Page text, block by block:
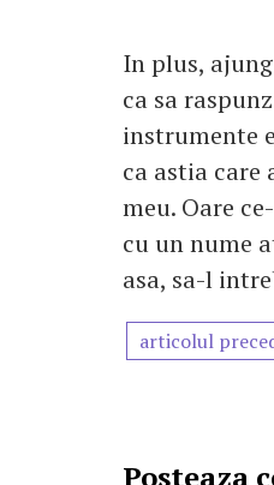
In plus,
ca sa
instrumente
ca astia
meu. Oare
cu un nume
asa, sa-l
articolul
Posteaza